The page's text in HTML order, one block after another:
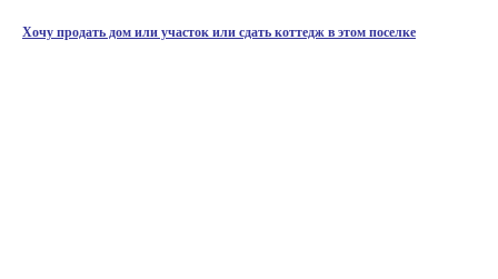
Хочу продать дом или участок или сдать коттедж в этом поселке